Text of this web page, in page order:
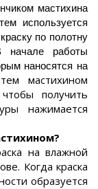
мастихина
используется
по полотну
работы
наносятся на
мастихином
получить
нажимается
на влажной
Когда краска
образуется